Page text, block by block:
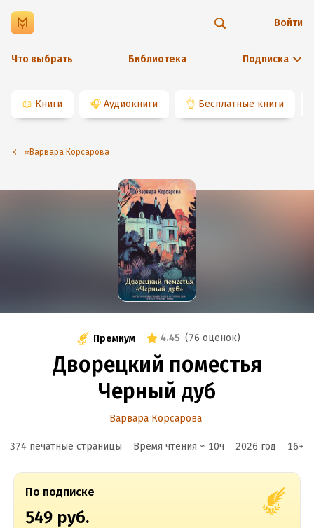
Что выбрать Библиотека Подписка
Войти
📖 Книги 🎧 Аудиокниги 👌 Бесплатные книги
⭐️Варвара Корсарова
Премиум 4.45 (76 оценок)
Дворецкий поместья
Черный дуб
Варвара Корсарова
374 печатные страницы Время чтения ≈ 10ч 2026 год 16+
По подписке
549 руб.